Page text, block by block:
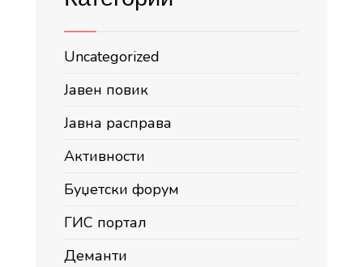
Uncategorized
Јавен повик
Јавна расправа
Активности
Буџетски форум
ГИС портал
Деманти